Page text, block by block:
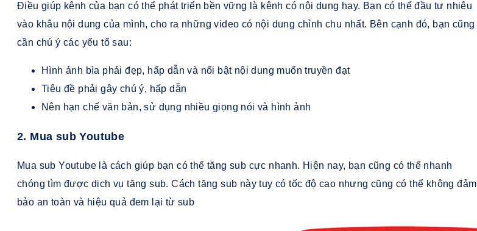
Điều giúp kênh của bạn có thể phát triển bền vững là kênh có nội dung hay. Bạn có thể đầu tư nhiêu
vào khâu nội dung của mình, cho ra những video có nội dung chỉnh chu nhất. Bên cạnh đó, bạn cũng
cần chú ý các yếu tố sau:
Hình ảnh bìa phải đẹp, hấp dẫn và nổi bật nội dung muốn truyền đạt
Tiêu đề phải gây chú ý, hấp dẫn
Nên hạn chế văn bản, sử dụng nhiều giọng nói và hình ảnh
2. Mua sub Youtube
Mua sub Youtube là cách giúp bạn có thể tăng sub cực nhanh. Hiện nay, bạn cũng có thể nhanh
chóng tìm được dịch vụ tăng sub. Cách tăng sub này tuy có tốc độ cao nhưng cũng có thể không đảm
bảo an toàn và hiệu quả đem lại từ sub